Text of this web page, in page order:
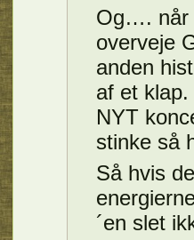
Og…. når
overveje
anden
af et
NYT
stinke så
Så hvis
´en slet